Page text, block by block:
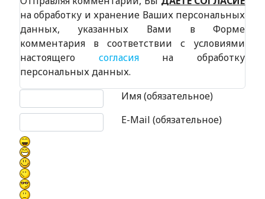
на обработку и хранение Ваших персональных
данных, указанных Вами в Форме
комментария в соответствии с условиями
настоящего согласияна обработку
персональных данных.
Имя (обязательное)
E-Mail (обязательное)
Текст комментария